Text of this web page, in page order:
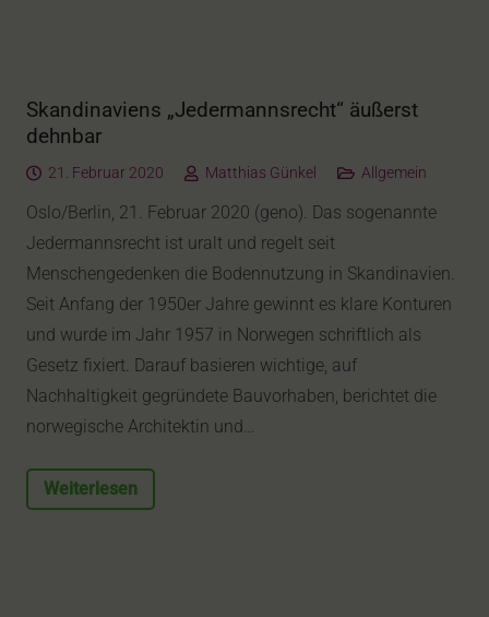
Skandinaviens „Jedermannsrecht“ äußerst
dehnbar
21. Februar 2020 Matthias Günkel Allgemein
Oslo/Berlin, 21. Februar 2020 (geno). Das sogenannte
Jedermannsrecht ist uralt und regelt seit
Menschengedenken die Bodennutzung in Skandinavien.
Seit Anfang der 1950er Jahre gewinnt es klare Konturen
und wurde im Jahr 1957 in Norwegen schriftlich als
Gesetz fixiert. Darauf basieren wichtige, auf
Nachhaltigkeit gegründete Bauvorhaben, berichtet die
norwegische Architektin und…
Weiterlesen